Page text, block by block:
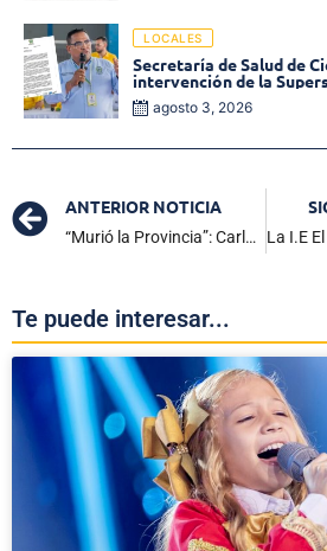
LOCALES
Secretaría de Salud de
intervención de la
de medicamentos en las
agosto 3, 2026
ANTERIOR NOTICIA
“Murió la Provincia”: Carlos Vives confirma el fallecimiento del maestro Egidio Cuadrado
Te puede interesar...